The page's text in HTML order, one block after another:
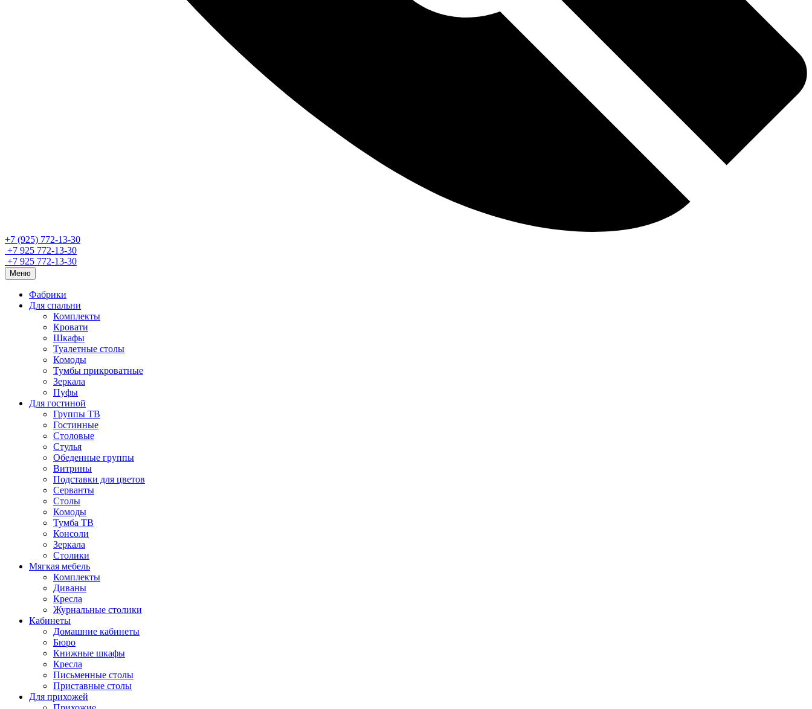
+7 (925) 772-13-30
+7 925 772-13-30
+7 925 772-13-30
Меню
Фабрики
Для спальни
Комплекты
Кровати
Шкафы
Туалетные столы
Комоды
Тумбы прикроватные
Зеркала
Пуфы
Для гостиной
Группы ТВ
Гостинные
Столовые
Стулья
Обеденные группы
Витрины
Подставки для цветов
Серванты
Столы
Комоды
Тумба ТВ
Консоли
Зеркала
Столики
Мягкая мебель
Комплекты
Диваны
Кресла
Журнальные столики
Кабинеты
Домашние кабинеты
Бюро
Книжные шкафы
Кресла
Письменные столы
Приставные столы
Для прихожей